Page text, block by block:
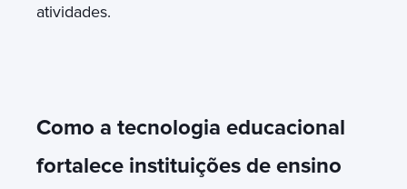
atividades.
Como a tecnologia educacional
fortalece instituições de ensino